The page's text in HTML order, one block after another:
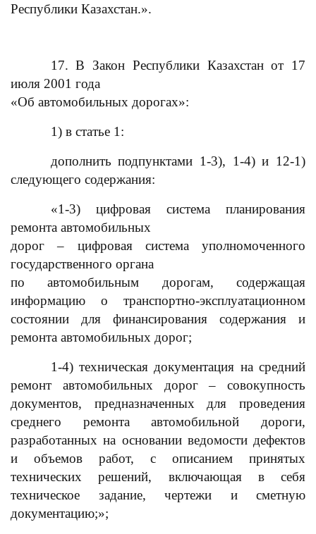
Республики Казахстан.».
17. В Закон Республики Казахстан от 17
июля 2001 года
«Об автомобильных дорогах»:
1) в статье 1:
дополнить подпунктами 1-3), 1-4) и 12-1)
следующего содержания:
«1-3) цифровая система планирования
ремонта автомобильных
дорог – цифровая система уполномоченного
государственного органа
по автомобильным дорогам, содержащая
информацию о транспортно-эксплуатационном
состоянии для финансирования содержания и
ремонта автомобильных дорог;
1-4) техническая документация на средний
ремонт автомобильных дорог – совокупность
документов, предназначенных для проведения
среднего ремонта автомобильной дороги,
разработанных на основании ведомости дефектов
и объемов работ, с описанием принятых
технических решений, включающая в себя
техническое задание, чертежи и сметную
документацию;»;